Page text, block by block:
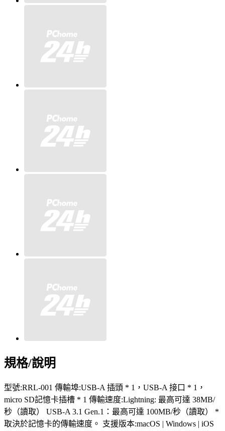
規格/說明
型號:RRL-001 傳輸埠:USB-A 插頭 * 1，USB-A 接口 * 1，
micro SD記憶卡插槽 * 1 傳輸速度:Lightning: 最高可達 38MB/
秒（讀取） USB-A 3.1 Gen.1：最高可達 100MB/秒（讀取） *
取決於記憶卡的傳輸速度。 支援版本:macOS | Windows | iOS